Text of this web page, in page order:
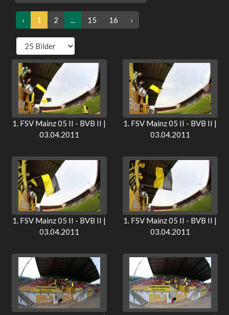
‹ 1 2 ... 15 16 ›
1. FSV Mainz 05 II - BVB II |
03.04.2011
1. FSV Mainz 05 II - BVB II |
03.04.2011
1. FSV Mainz 05 II - BVB II |
03.04.2011
1. FSV Mainz 05 II - BVB II |
03.04.2011